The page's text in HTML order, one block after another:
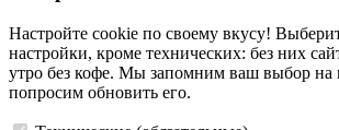
Настройте cookie по своему вкусу!
настройки, кроме технических: без них
утро без кофе. Мы запомним ваш выбор на
попросим обновить его.